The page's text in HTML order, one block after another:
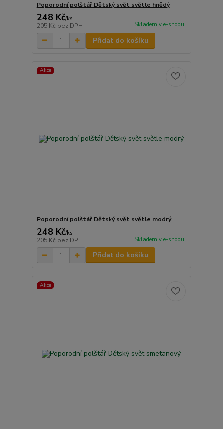
Poporodní polštář Dětský svět světle hnědý
248 Kč/ks
205 Kč bez DPH Skladem v e-shopu
Přidat do košíku
Akce
Poporodní polštář Dětský svět světle modrý
248 Kč/ks
205 Kč bez DPH Skladem v e-shopu
Přidat do košíku
Akce